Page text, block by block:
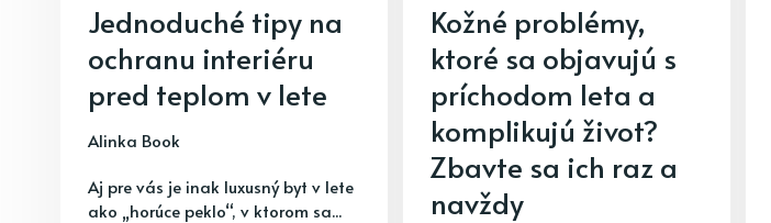
Jednoduché tipy na
ochranu interiéru
pred teplom v lete
Alinka Book
Aj pre vás je inak luxusný byt v lete
ako „horúce peklo“, v ktorom sa...
Kožné problémy,
ktoré sa objavujú s
príchodom leta a
komplikujú život?
Zbavte sa ich raz a
navždy